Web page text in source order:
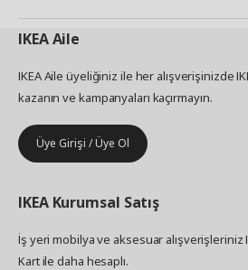
IKEAAile
IKEA Aile üyeliğiniz ile her alışverişinizde
kazanın ve kampanyaları kaçırmayın.
Üye Girişi / Üye Ol
IKEA Kurumsal Satış
İş yeri mobilya ve aksesuar alışverişleriniz
Kart ile daha hesaplı.